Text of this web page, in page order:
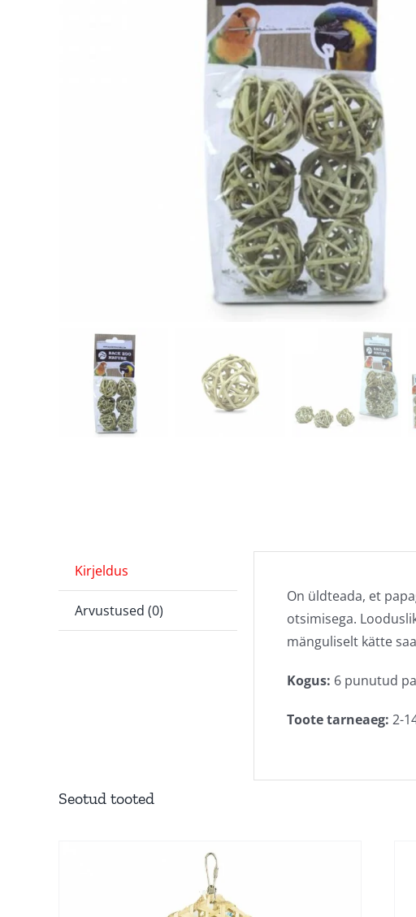
Kirjeldus
Arvustused (0)
On üldteada, et
otsimisega.
mänguliselt kätte
Kogus: 6 punutud
Toote tarneaeg: 2-
Seotud tooted